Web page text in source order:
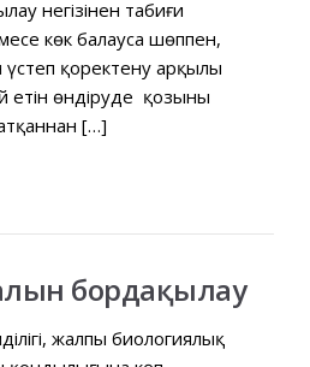
негізінен табиғи
көк балауса шөппен,
қоректену арқылы
eтін өндіруде қозыны
[…]
бордақылау
жалпы биологиялық